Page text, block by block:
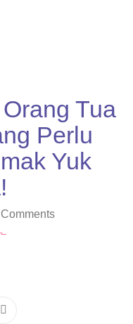
Tua
Perlu
Yuk